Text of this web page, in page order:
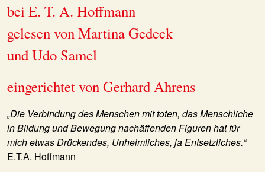
bei E. T. A. Hoffmann
gelesen von Martina Gedeck
und Udo Samel
eingerichtet von Gerhard Ahrens
„Die Verbindung des Menschen mit toten, das Menschliche
in Bildung und Bewegung nachäffenden Figuren hat für
mich etwas Drückendes, Unheimliches, ja Entsetzliches.“
E.T.A. Hoffmann